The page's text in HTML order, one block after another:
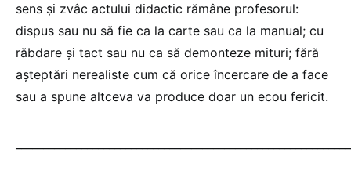
sens și zvâc actului didactic rămâne profesorul:
dispus sau nu să fie ca la carte sau ca la manual; cu
răbdare și tact sau nu ca să demonteze mituri; fără
așteptări nerealiste cum că orice încercare de a face
sau a spune altceva va produce doar un ecou fericit.